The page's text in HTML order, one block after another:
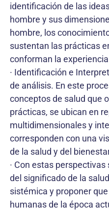
identificación de las
hombre y sus
hombre, los
sustentan las prácticas
conforman la
· Identificación e
de análisis. En este
conceptos de salud que
prácticas, se ubican en
multidimensionales y
corresponden con una
de la salud y del
· Con estas
del significado de la
sistémica y proponer
humanas de la época